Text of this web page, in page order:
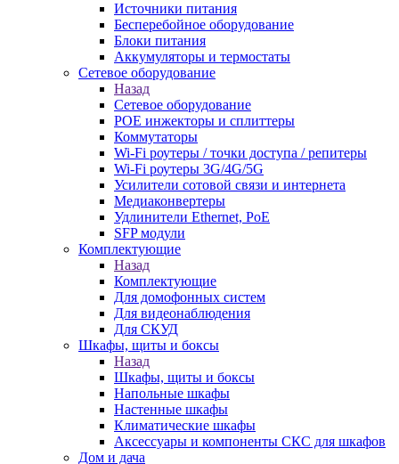
Источники питания
Бесперебойное оборудование
Блоки питания
Аккумуляторы и термостаты
Сетевое оборудование
Назад
Сетевое оборудование
POE инжекторы и сплиттеры
Коммутаторы
Wi-Fi роутеры / точки доступа / репитеры
Wi-Fi роутеры 3G/4G/5G
Усилители сотовой связи и интернета
Медиаконвертеры
Удлинители Ethernet, PoE
SFP модули
Комплектующие
Назад
Комплектующие
Для домофонных систем
Для видеонаблюдения
Для СКУД
Шкафы, щиты и боксы
Назад
Шкафы, щиты и боксы
Напольные шкафы
Настенные шкафы
Климатические шкафы
Аксессуары и компоненты СКС для шкафов
Дом и дача